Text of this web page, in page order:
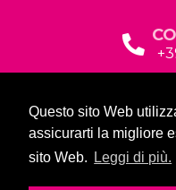
Questo sito Web
assicurarti la migliore
sito Web.
Leggi di più.
Via
38066